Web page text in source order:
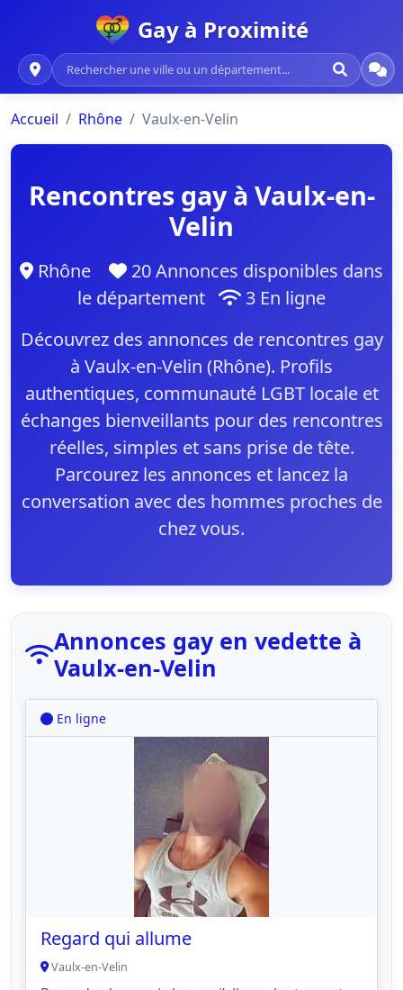
Gay à Proximité
Accueil Rhône Vaulx-en-Velin
Rencontres gay à Vaulx-en-
Velin
Rhône
20 Annonces disponibles dans
le département
3 En ligne
Découvrez des annonces de rencontres gay
à Vaulx-en-Velin (Rhône). Profils
authentiques, communauté LGBT locale et
échanges bienveillants pour des rencontres
réelles, simples et sans prise de tête.
Parcourez les annonces et lancez la
conversation avec des hommes proches de
chez vous.
Annonces gay en vedette à
Vaulx-en-Velin
En ligne
Regard qui allume
Vaulx-en-Velin